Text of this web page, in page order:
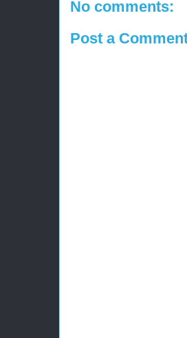
No comments:
Post a